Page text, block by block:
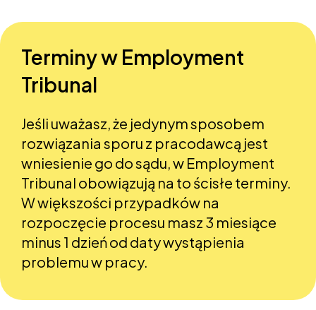
Terminy w Employment
Tribunal
Jeśli uważasz, że jedynym sposobem
rozwiązania sporu z pracodawcą jest
wniesienie go do sądu, w Employment
Tribunal obowiązują na to ścisłe terminy.
W większości przypadków na
rozpoczęcie procesu masz 3 miesiące
minus 1 dzień od daty wystąpienia
problemu w pracy.